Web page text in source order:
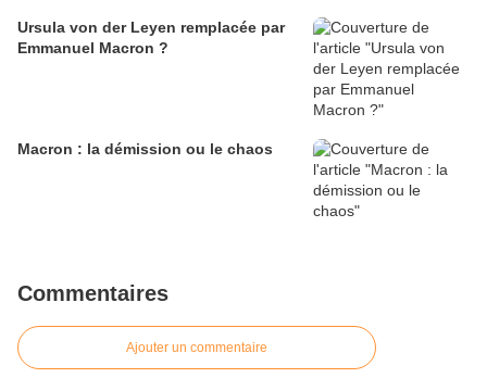
Ursula von der Leyen remplacée par
Emmanuel Macron ?
Macron : la démission ou le chaos
Commentaires
Ajouter un commentaire